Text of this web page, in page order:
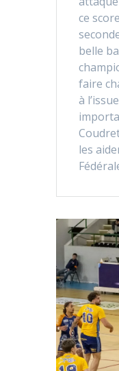
ce
belle
faire
à
les